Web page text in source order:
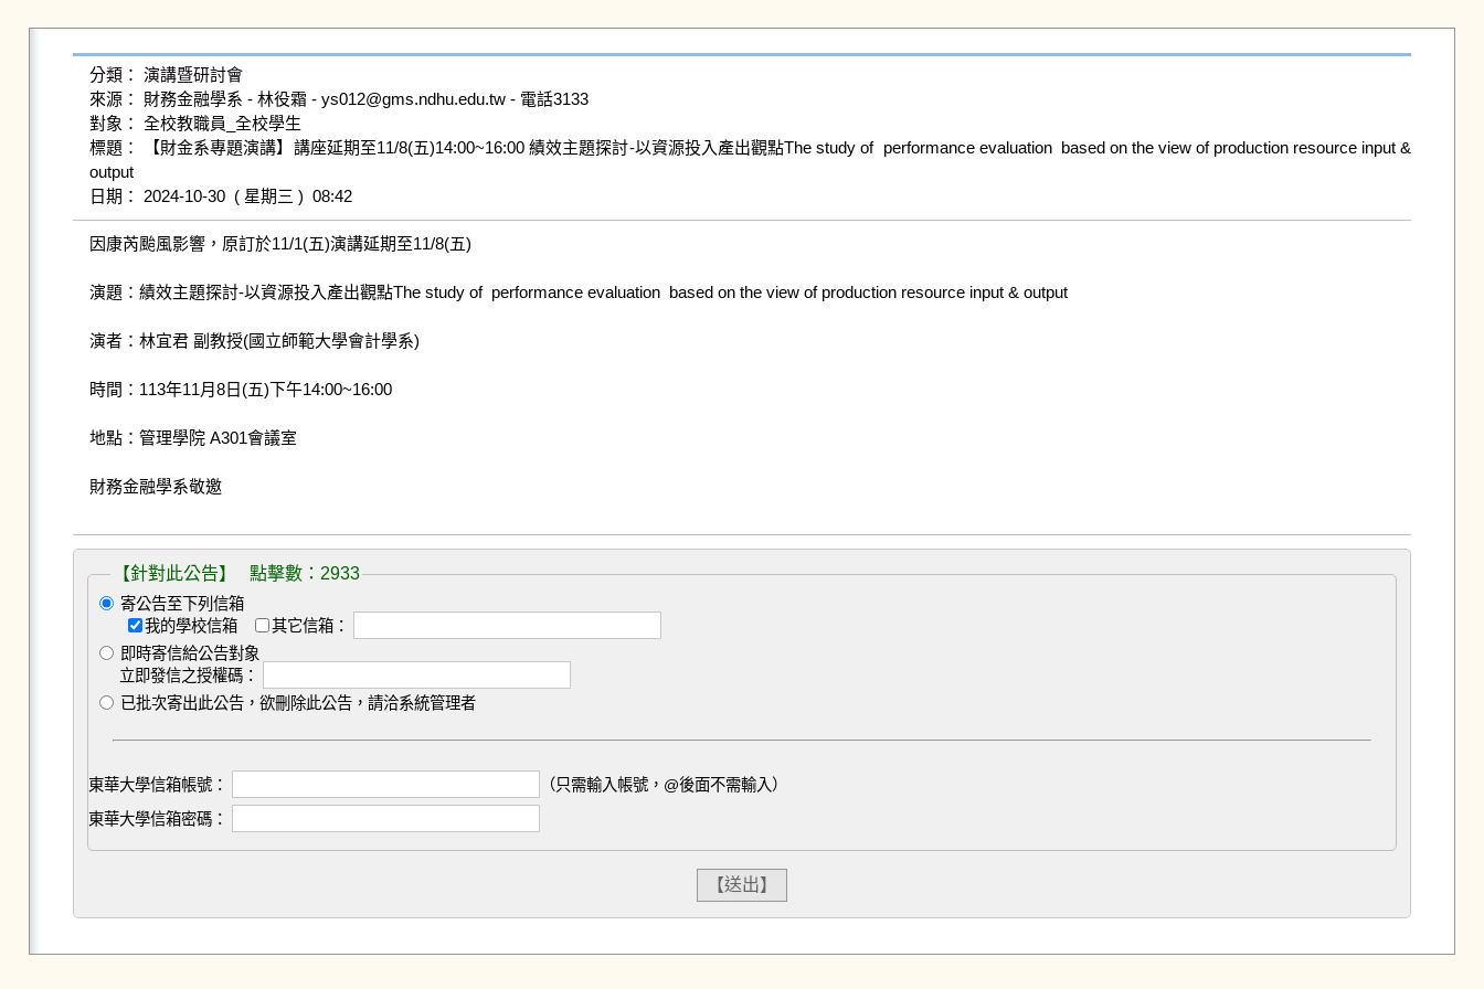
分類： 演講暨研討會
來源： 財務金融學系 - 林役霜 - ys012@gms.ndhu.edu.tw - 電話3133
對象： 全校教職員_全校學生
標題： 【財金系專題演講】講座延期至11/8(五)14:00~16:00 績效主題探討-以資源投入產出觀點The study of  performance evaluation  based on the view of production resource input &
output
日期： 2024-10-30  ( 星期三 )  08:42
因康芮颱風影響，原訂於11/1(五)演講延期至11/8(五)
演題：績效主題探討-以資源投入產出觀點The study of  performance evaluation  based on the view of production resource input & output
演者：林宜君 副教授(國立師範大學會計學系)
時間：113年11月8日(五)下午14:00~16:00
地點：管理學院 A301會議室
財務金融學系敬邀
【針對此公告】 點擊數：2933
寄公告至下列信箱
我的學校信箱
其它信箱：
即時寄信給公告對象
立即發信之授權碼：
已批次寄出此公告，欲刪除此公告，請洽系統管理者
東華大學信箱帳號：
（只需輸入帳號，@後面不需輸入）
東華大學信箱密碼：